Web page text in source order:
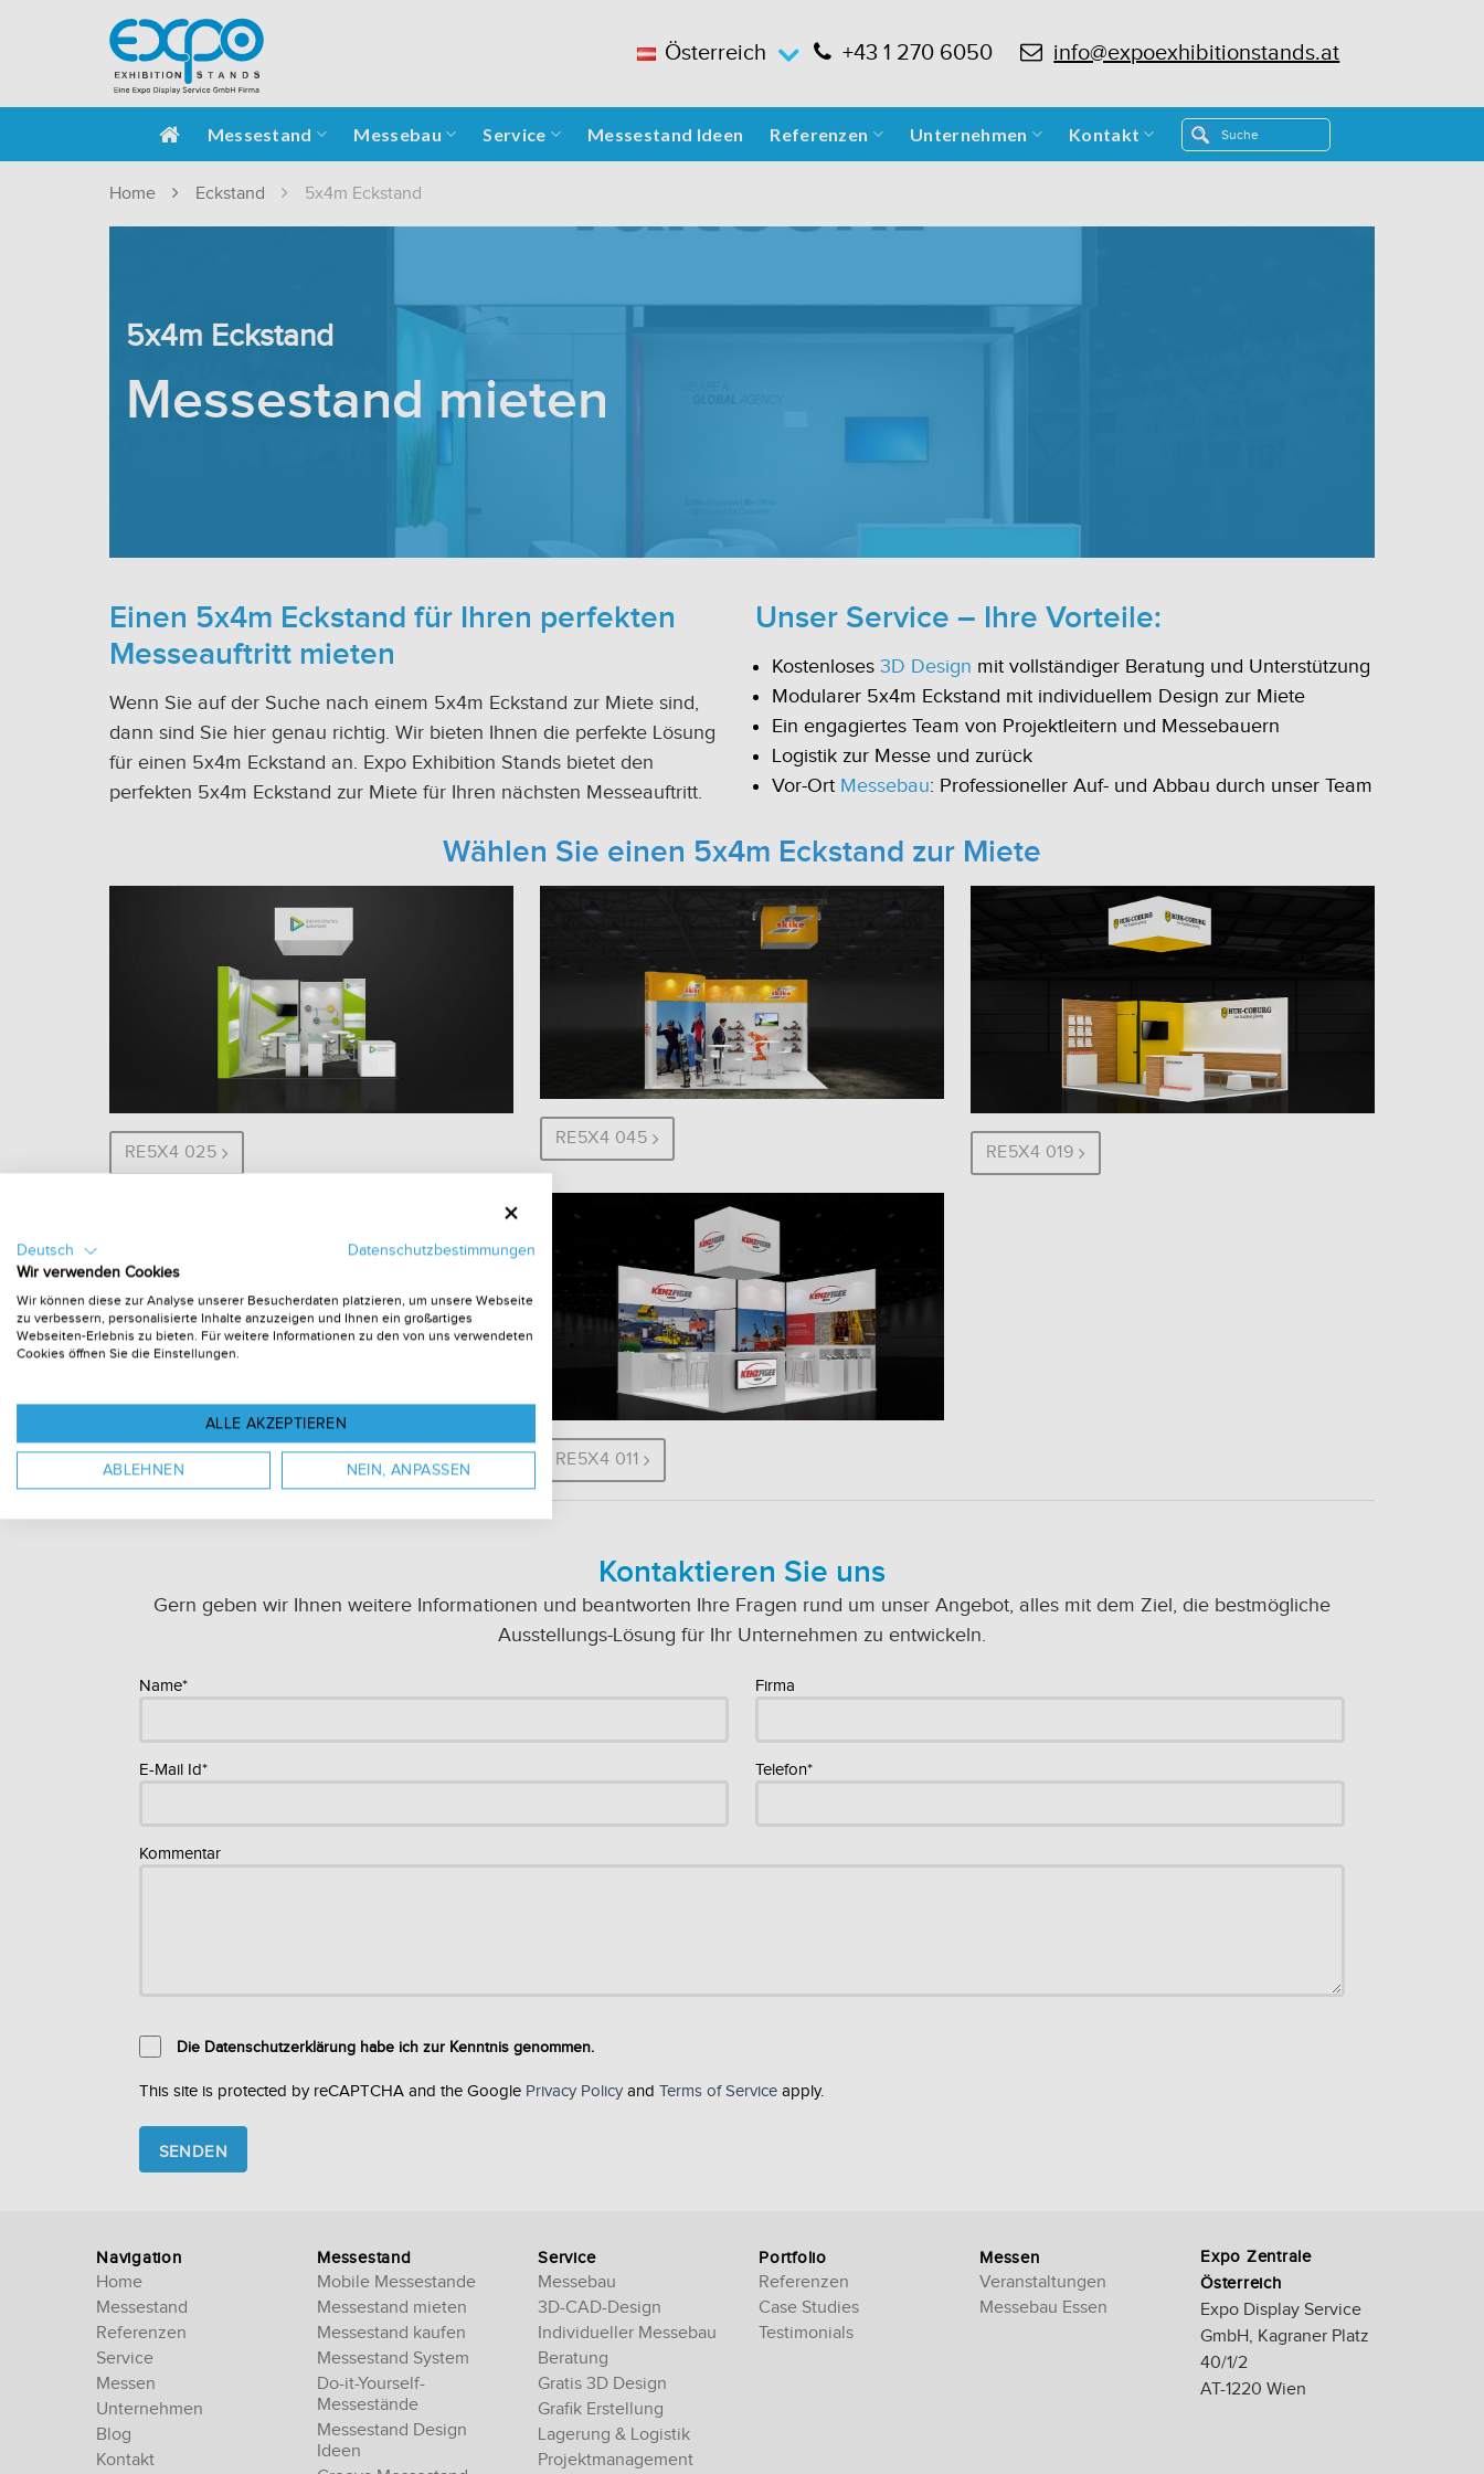
Österreich +43 1 270 6050 info@expoexhibitionstands.at
Messestand Messebau Service Messestand Ideen Referenzen Unternehmen Kontakt
Home Eckstand 5x4m Eckstand
5x4m Eckstand
Messestand mieten
Einen 5x4m Eckstand für Ihren perfekten
Messeauftritt mieten
Wenn Sie auf der Suche nach einem 5x4m Eckstand zur Miete sind,
dann sind Sie hier genau richtig. Wir bieten Ihnen die perfekte Lösung
für einen 5x4m Eckstand an. Expo Exhibition Stands bietet den
perfekten 5x4m Eckstand zur Miete für Ihren nächsten Messeauftritt.
Unser Service – Ihre Vorteile:
Kostenloses 3D Design mit vollständiger Beratung und Unterstützung
Modularer 5x4m Eckstand mit individuellem Design zur Miete
Ein engagiertes Team von Projektleitern und Messebauern
Logistik zur Messe und zurück
Vor-Ort Messebau: Professioneller Auf- und Abbau durch unser Team
Wählen Sie einen 5x4m Eckstand zur Miete
RE5X4 025
RE5X4 045
RE5X4 019
RE5X4 012 RE5X4 011
Kontaktieren Sie uns
Gern geben wir Ihnen weitere Informationen und beantworten Ihre Fragen rund um unser Angebot, alles mit dem Ziel, die bestmögliche
Ausstellungs-Lösung für Ihr Unternehmen zu entwickeln.
Name* Firma
E-Mail Id* Telefon*
Kommentar
Die Datenschutzerklärung habe ich zur Kenntnis genommen.
This site is protected by reCAPTCHA and the Google Privacy Policy and Terms of Service apply.
leave
this
field
Navigation
Home
Messestand
Referenzen
Service
Messen
Unternehmen
Blog
Kontakt
Messestand
Mobile Messestande
Messestand mieten
Messestand kaufen
Messestand System
Do-it-Yourself-
Messestände
Messestand Design
Ideen
Service
Messebau
3D-CAD-Design
Individueller Messebau
Beratung
Gratis 3D Design
Grafik Erstellung
Lagerung & Logistik
Projektmanagement
Portfolio
Referenzen
Case Studies
Testimonials
Messen
Veranstaltungen
Messebau Essen
Expo Zentrale
Österreich
Expo Display Service
GmbH, Kagraner Platz
40/1/2
AT-1220 Wien
Deutsch
Datenschutzbestimmungen
Wir verwenden Cookies
Wir können diese zur Analyse unserer Besucherdaten platzieren, um unsere Webseite
zu verbessern, personalisierte Inhalte anzuzeigen und Ihnen ein großartiges
Webseiten-Erlebnis zu bieten. Für weitere Informationen zu den von uns verwendeten
Cookies öffnen Sie die Einstellungen.
ALLE AKZEPTIEREN
ABLEHNEN NEIN, ANPASSEN